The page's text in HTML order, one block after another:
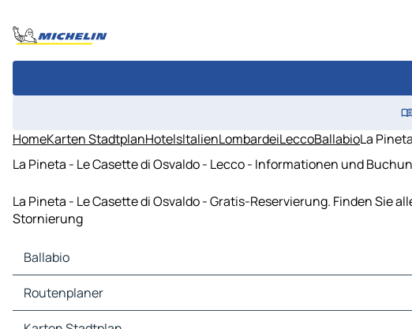
HomeKarten StadtplanHotelsItalienLombardeiLeccoBallabioLa
La Pineta - Le Casette di Osvaldo - Lecco - Informationen und
La Pineta - Le Casette di Osvaldo - Gratis-Reservierung. Finden Sie
Stornierung
Ballabio
Ballabio Karten Stadtplan
Ballabio Verkehr
Ballabio Hotels
Routenplaner
Routenplaner Ballabio - Lecco